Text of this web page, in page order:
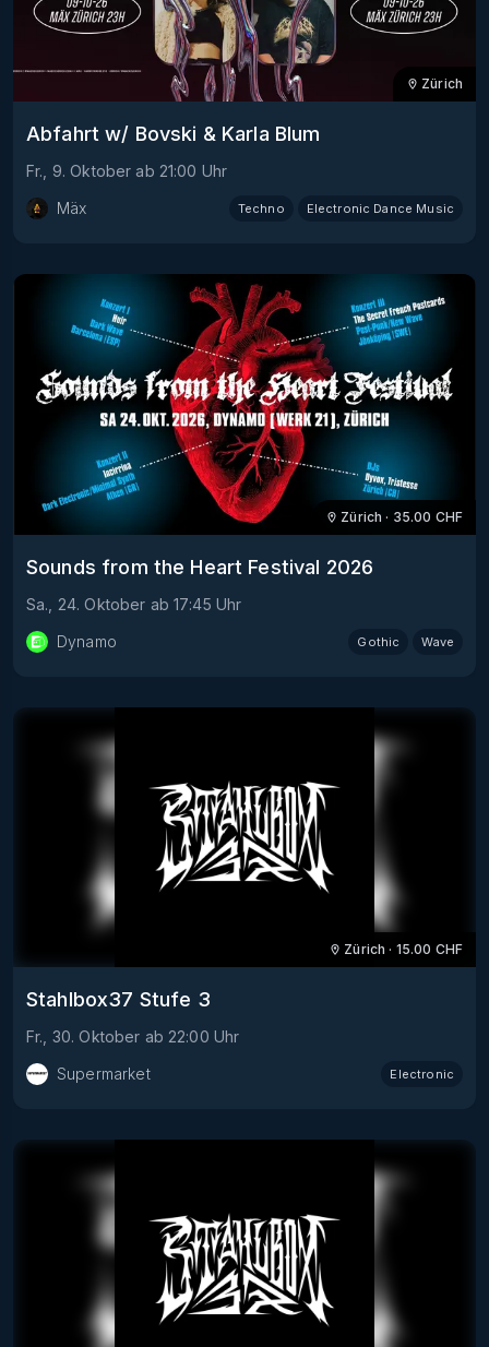
Zürich
Abfahrt w/ Bovski & Karla Blum
Fr., 9. Oktober ab 21:00 Uhr
Mäx
Techno Electronic Dance Music
Zürich · 35.00 CHF
Sounds from the Heart Festival 2026
Sa., 24. Oktober ab 17:45 Uhr
Dynamo
Gothic Wave
Zürich · 15.00 CHF
Stahlbox37 Stufe 3
Fr., 30. Oktober ab 22:00 Uhr
Supermarket
Electronic